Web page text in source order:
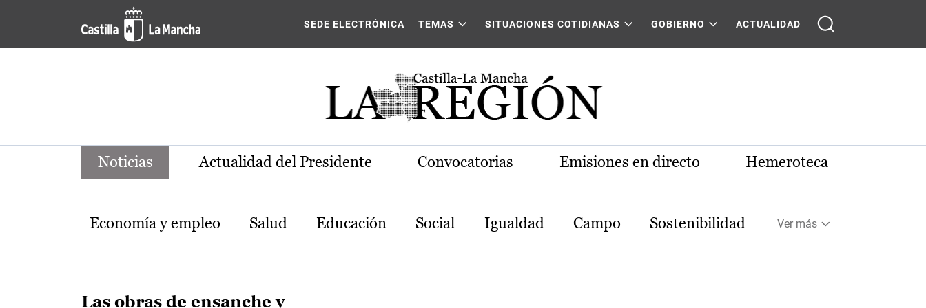
Pasar al contenido principal
Noticias de la región de Castilla-La Mancha
SEDE ELECTRÓNICA TEMAS SITUACIONES COTIDIANAS GOBIERNO ACTUALIDAD
Noticias Actualidad del Presidente Convocatorias Emisiones en directo Hemeroteca
Temas
Economía y empleo Salud Educación Social Igualdad Campo Sostenibilidad Ver más
Las obras de ensanche y